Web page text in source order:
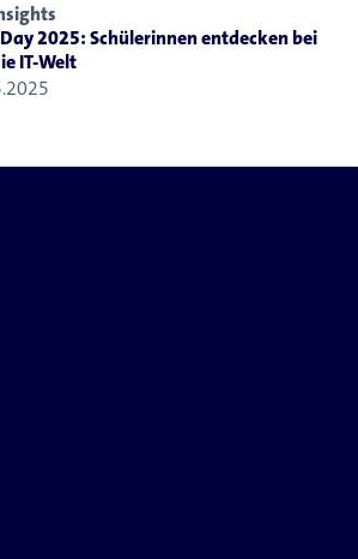
2025: Schülerinnen entdecken bei
IT-​Welt